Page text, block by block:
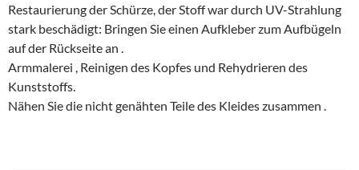
Restaurierung der Schürze, der Stoff war durch UV-Strahlung
stark beschädigt: Bringen Sie einen Aufkleber zum Aufbügeln
auf der Rückseite an .
Armmalerei , Reinigen des Kopfes und Rehydrieren des
Kunststoffs.
Nähen Sie die nicht genähten Teile des Kleides zusammen .